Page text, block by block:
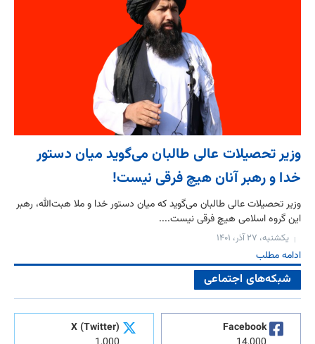
وزیر تحصیلات عالی طالبان می‌گوید میان دستور
خدا و رهبر آنان هیچ فرقی نیست!
وزیر تحصیلات عالی طالبان می‌گوید که میان دستور خدا و ملا هبت‌الله، رهبر
این گروه اسلامی هیچ فرقی نیست....
یکشنبه، ۲۷ آذر، ۱۴۰۱
ادامه مطلب
شبکه‌های اجتماعی
Facebook
X (Twitter)